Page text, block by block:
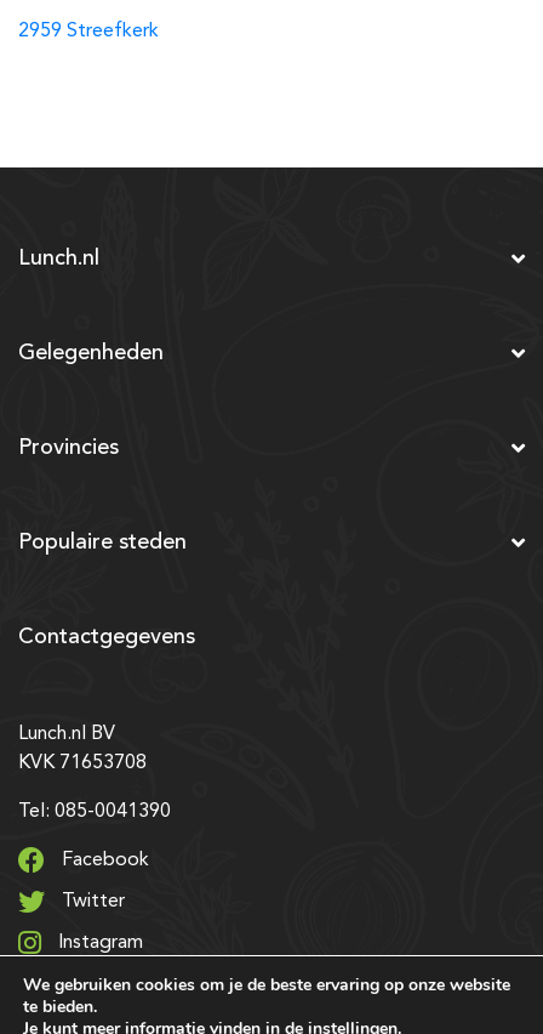
2959 Streefkerk
Lunch.nl
Gelegenheden
Provincies
Populaire steden
Contactgegevens
Lunch.nl BV
KVK 71653708
Tel: 085-0041390
Facebook
Twitter
Instagram
LinkedIn
We gebruiken cookies om je de beste ervaring op onze website
te bieden.
Je kunt meer informatie vinden in de instellingen.